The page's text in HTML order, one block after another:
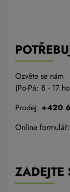
Ozvěte se nám
(Po-Pá: 8 - 17
Prodej: +420
Online formulář:
ZADEJTE